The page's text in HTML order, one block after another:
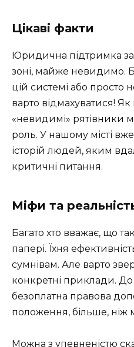
Цікаві факти
Юридична підтримка
зоні, майже невидимо.
цій системі або просто
варто відмахуватися! Як
«невидимі» рятівники
роль. У нашому місті
історій людей, яким
критичні питання.
Міфи та
Багато хто вважає, що
папері. Їхня
сумнівам. Але варто
конкретні приклади. До
безоплатна правова
положення, більше, ніж
Можна з упевненістю